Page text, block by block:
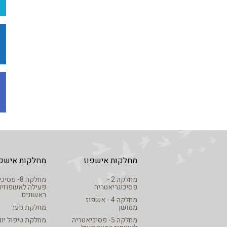
מחלקות אישפוז
מחלקה 2 -
פסיכוגריאטריה
מחלקה 4 - אשפוז
ממושך
מחלקה 5- פסיכיאטריה
מחלקות
מחלקה 8-
פעילה
ראשונים
מחלקת נוער
מחלקת טיפול